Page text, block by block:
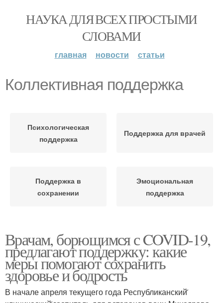
НАУКА ДЛЯ ВСЕХ ПРОСТЫМИ
СЛОВАМИ
главная новости статьи
Коллективная поддержка
Психологическая
поддержка
Поддержка для врачей
Поддержка в
сохранении
Эмоциональная
поддержка
Врачам, борющимся с COVID-19,
предлагают поддержку: какие
меры помогают сохранить
здоровье и бодрость
В начале апреля текущего года Республиканский̆